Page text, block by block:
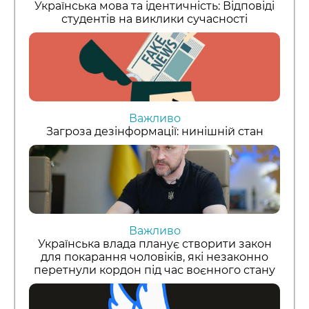
Українська мова та ідентичність: Відповіді
студентів на виклики сучасності
Важливо
Загроза дезінформації: нинішній стан
Важливо
Українська влада планує створити закон
для покарання чоловіків, які незаконно
перетнули кордон під час воєнного стану